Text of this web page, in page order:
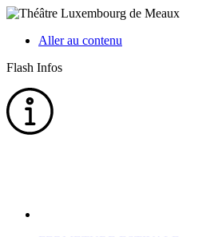
Aller au contenu
Flash Infos